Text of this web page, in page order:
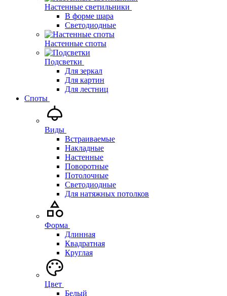
Настенные светильники
В форме шара
Светодиодные
Настенные споты
Подсветки
Для зеркал
Для картин
Для лестниц
Споты
Виды
Встраиваемые
Накладные
Настенные
Поворотные
Потолочные
Светодиодные
Для натяжных потолков
Форма
Длинная
Квадратная
Круглая
Цвет
Белый